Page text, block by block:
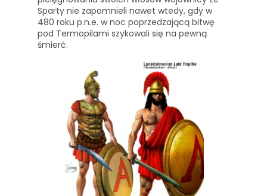
Sparty nie zapomnieli nawet wtedy, gdy w
480 roku p.n.e. w noc poprzedzającą bitwę
pod Termopilami szykowali się na pewną
śmierć.